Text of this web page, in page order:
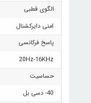
الگوی قطبی
امنی دایرکشنال
پاسخ فرکانسی
20Hz-16KHz
حساسیت
40- دسی بل